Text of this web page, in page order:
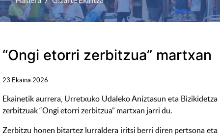
“Ongi etorri zerbitzua” martxan
23 Ekaina 2026
Ekainetik aurrera, Urretxuko Udaleko Aniztasun eta Bizikidetza
zerbitzuak “Ongi etorri zerbitzua” martxan jarri du.
Zerbitzu honen bitartez lurraldera iritsi berri diren pertsona eta